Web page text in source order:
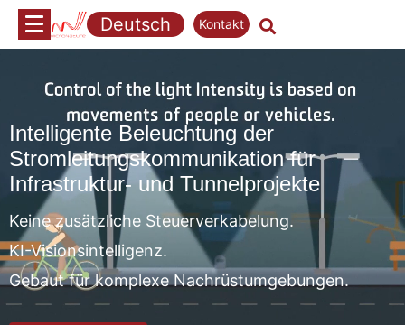
Zum
Inhalt
Deutsch Kontakt
Intelligente Beleuchtung der
Stromleitungskommunikation für
Infrastruktur- und Tunnelprojekte
Keine zusätzliche Steuerverkabelung.
KI-Visionsintelligenz.
Gebaut für komplexe Nachrüstumgebungen.